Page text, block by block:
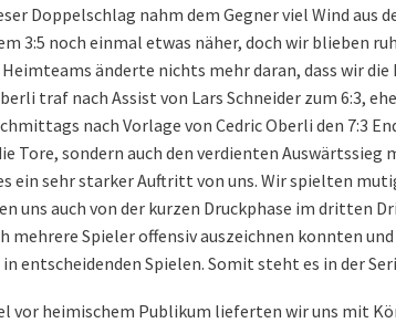
Doppelschlag nahm dem Gegner viel Wind aus
3:5 noch einmal etwas näher, doch wir blieben
änderte nichts mehr daran, dass wir
traf nach Assist von Lars Schneider zum 6:3,
nach Vorlage von Cedric Oberli den 7:3
Tore, sondern auch den verdienten Auswärtssieg
ein sehr starker Auftritt von uns. Wir spielten
uns auch von der kurzen Druckphase im dritten
mehrere Spieler offensiv auszeichnen konnten
entscheidenden Spielen. Somit steht es in der
vor heimischem Publikum lieferten wir uns mit